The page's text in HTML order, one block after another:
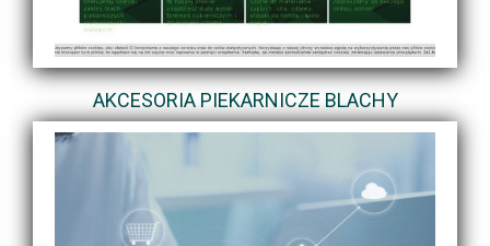
AKCESORIA PIEKARNICZE BLACHY